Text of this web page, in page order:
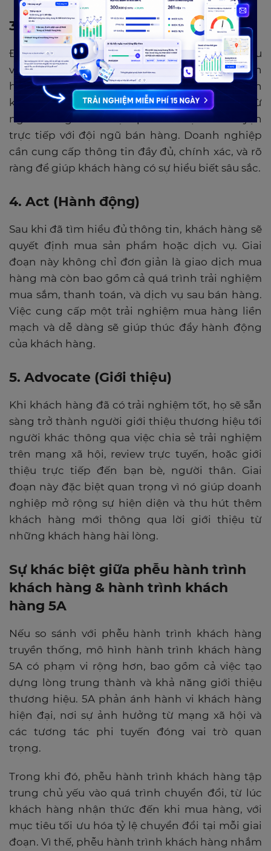
3. Ask (Tìm hiểu)
Đây là giai đoạn khách hàng chủ động tìm hiểu
về thương hiệu, sản phẩm hoặc dịch vụ. Khách
hàng có thể thu thập thông tin từ các nguồn
khác nhau như website, diễn đàn, đánh giá từ
người dùng khác hoặc qua các cuộc trò chuyện
trực tiếp với đội ngũ bán hàng. Doanh nghiệp
cần cung cấp thông tin đầy đủ, chính xác, và rõ
ràng để giúp khách hàng có sự hiểu biết sâu sắc.
4. Act (Hành động)
Sau khi đã tìm hiểu đủ thông tin, khách hàng sẽ
quyết định mua sản phẩm hoặc dịch vụ. Giai
đoạn này không chỉ đơn giản là giao dịch mua
hàng mà còn bao gồm cả quá trình trải nghiệm
mua sắm, thanh toán, và dịch vụ sau bán hàng.
Việc cung cấp một trải nghiệm mua hàng liền
mạch và dễ dàng sẽ giúp thúc đẩy hành động
của khách hàng.
5. Advocate (Giới thiệu)
Khi khách hàng đã có trải nghiệm tốt, họ sẽ sẵn
sàng trở thành người giới thiệu thương hiệu tới
người khác thông qua việc chia sẻ trải nghiệm
trên mạng xã hội, review trực tuyến, hoặc giới
thiệu trực tiếp đến bạn bè, người thân. Giai
đoạn này đặc biệt quan trọng vì nó giúp doanh
nghiệp mở rộng sự hiện diện và thu hút thêm
khách hàng mới thông qua lời giới thiệu từ
những khách hàng hài lòng.
Sự khác biệt giữa phễu hành trình
khách hàng & hành trình khách
hàng 5A
Nếu so sánh với phễu hành trình khách hàng
truyền thống, mô hình hành trình khách hàng
5A có phạm vi rộng hơn, bao gồm cả việc tạo
dựng lòng trung thành và khả năng giới thiệu
thương hiệu. 5A phản ánh hành vi khách hàng
hiện đại, nơi sự ảnh hưởng từ mạng xã hội và
các tương tác phi tuyến đóng vai trò quan
trọng.
Trong khi đó, phễu hành trình khách hàng tập
trung chủ yếu vào quá trình chuyển đổi, từ lúc
khách hàng nhận thức đến khi mua hàng, với
mục tiêu tối ưu hóa tỷ lệ chuyển đổi tại mỗi giai
đoạn. Vì thế, phễu hành trình khách hàng nhắm